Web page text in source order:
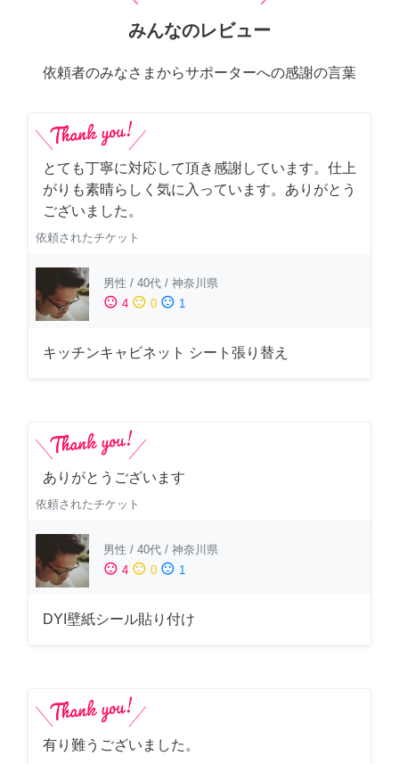
みんなのレビュー
依頼者のみなさまからサポーターへの感謝の言葉
とても丁寧に対応して頂き感謝しています。仕上
がりも素晴らしく気に入っています。ありがとう
ございました。
依頼されたチケット
男性 / 40代 / 神奈川県
sentiment_satisfied 4 sentiment_neutral 0 sentiment_dissatisfied 1
キッチンキャビネット シート張り替え
ありがとうございます
依頼されたチケット
男性 / 40代 / 神奈川県
sentiment_satisfied 4 sentiment_neutral 0 sentiment_dissatisfied 1
DYI壁紙シール貼り付け
有り難うございました。